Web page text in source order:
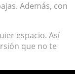
Además, con
espacio. Así
que no te